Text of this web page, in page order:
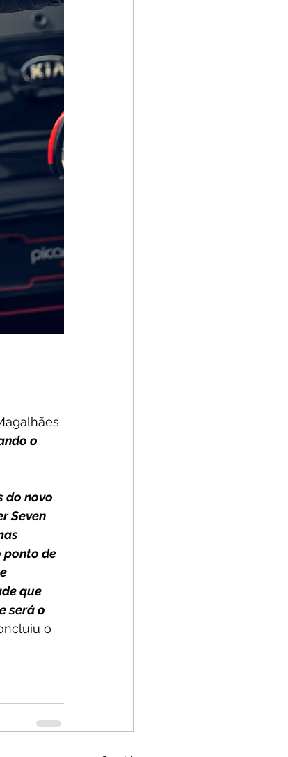
o
do novo
Seven
ponto de
que
será o
o